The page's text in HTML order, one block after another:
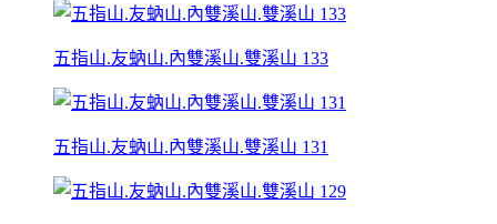
五指山.友蚋山.內雙溪山.雙溪山 133
五指山.友蚋山.內雙溪山.雙溪山 131